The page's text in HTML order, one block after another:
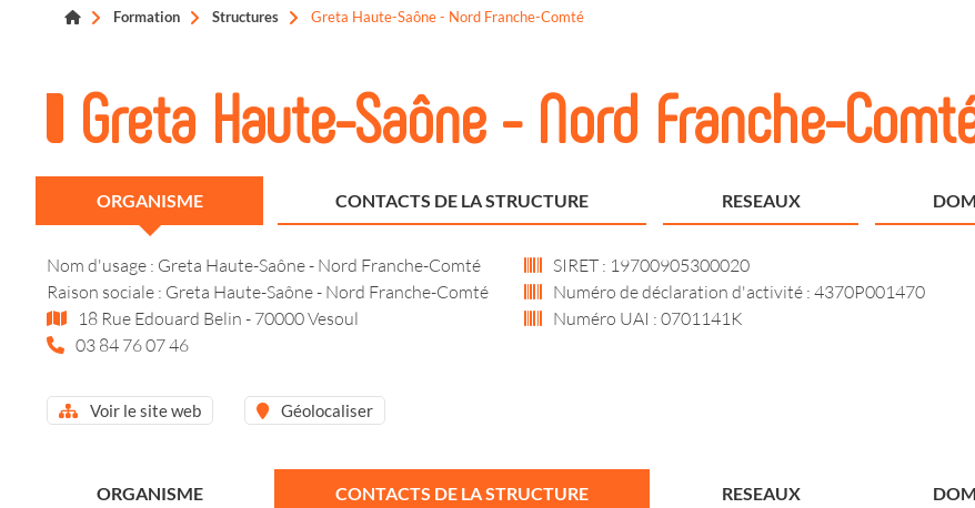
Formation Structures Greta Haute-Saône - Nord Franche-Comté
Greta Haute-Saône - Nord Franche-
ORGANISME CONTACTS DE LA STRUCTURE RESEAUX
Nom d'usage : Greta Haute-Saône - Nord Franche-Comté
Raison sociale : Greta Haute-Saône - Nord Franche-Comté
18 Rue Edouard Belin - 70000 Vesoul
03 84 76 07 46
SIRET : 19700905300020
Numéro de déclaration d'activité : 4370P001470
Numéro UAI : 0701141K
Voir le site web Géolocaliser
ORGANISME CONTACTS DE LA STRUCTURE RESEAUX